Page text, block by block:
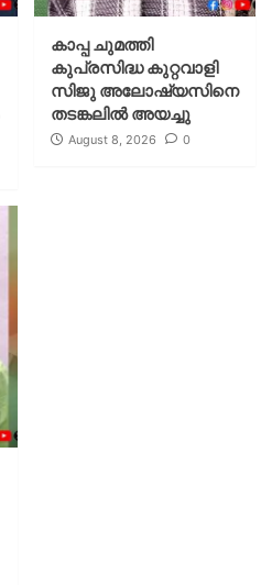
കാപ്പ ചുമത്തി
കുപ്രസിദ്ധ കുറ്റവാളി
സിജു അലോഷ്യസിനെ
തടങ്കലിൽ അയച്ചു
August 8, 2026 0